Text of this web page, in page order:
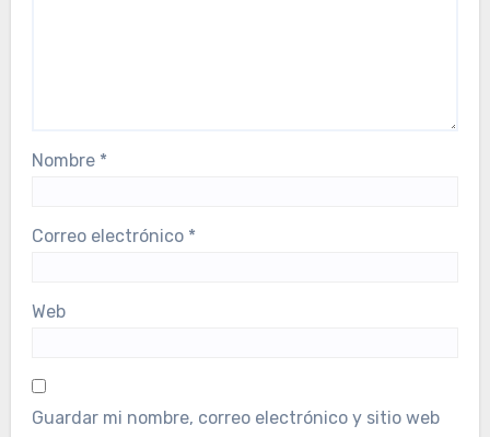
Nombre *
Correo electrónico *
Web
Guardar mi nombre, correo electrónico y sitio web